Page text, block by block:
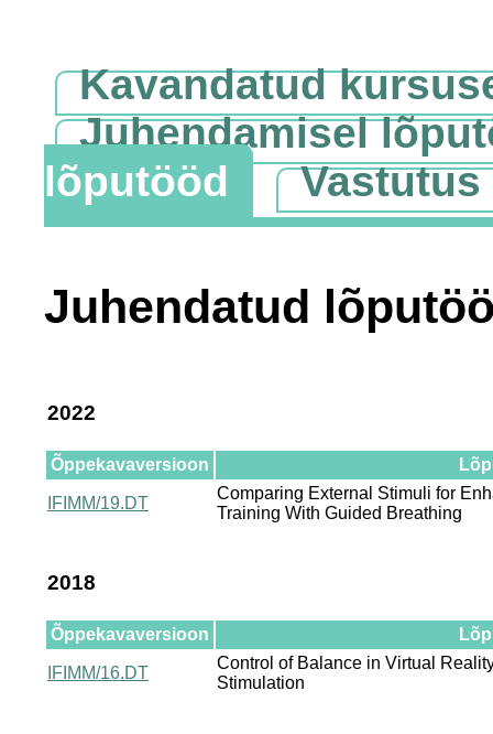
Kavandatud
Juhendamisel
lõputööd
Vastutus
Juhendatud
2022
Õppekavaversioon
IFIMM/19.DT
Comparing External Stimuli for
Training With Guided Breathing
2018
Õppekavaversioon
IFIMM/16.DT
Control of Balance in Virtual
Stimulation